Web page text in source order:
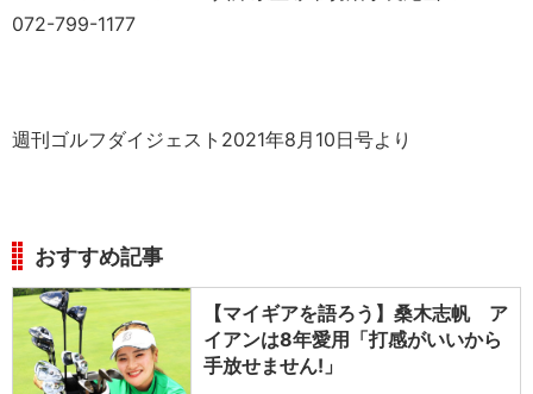
072-799-1177
週刊ゴルフダイジェスト2021年8月10日号より
おすすめ記事
【マイギアを語ろう】桑木志帆 ア
イアンは8年愛用「打感がいいから
手放せません!」